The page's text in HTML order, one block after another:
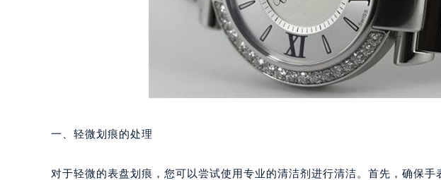
一、轻微划痕的处理
对于轻微的表盘划痕，您可以尝试使用专业的清洁剂进行清洁。首先，确保